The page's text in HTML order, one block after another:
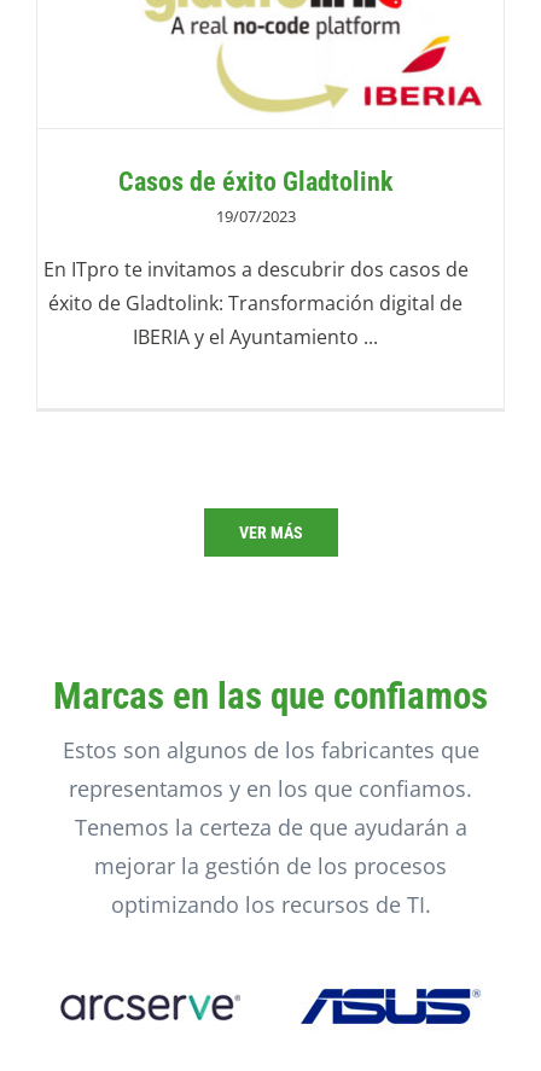
Casos de éxito Gladtolink
19/07/2023
En ITpro te invitamos a descubrir dos casos de
éxito de Gladtolink: Transformación digital de
IBERIA y el Ayuntamiento ...
VER MÁS
Marcas en las que confiamos
Estos son algunos de los fabricantes que
representamos y en los que confiamos.
Tenemos la certeza de que ayudarán a
mejorar la gestión de los procesos
optimizando los recursos de TI.